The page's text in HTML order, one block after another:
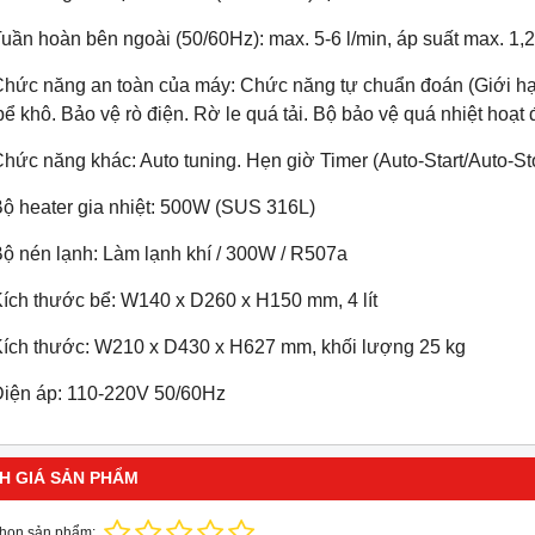
hoàn bên ngoài (50/60Hz): max. 5-6 l/min, áp suất max.
năng an toàn của máy: Chức năng tự chuẩn đoán (Giới
khô. Bảo vệ rò điện. Rờ le quá tải. Bộ bảo vệ quá nhiệt hoạt
năng khác: Auto tuning. Hẹn giờ Timer (Auto-Start/Auto-
heater gia nhiệt: 500W (SUS 316L)
nén lạnh: Làm lạnh khí / 300W / R507a
thước bể: W140 x D260 x H150 mm, 4 lít
thước: W210 x D430 x H627 mm, khối lượng 25 kg
áp: 110-220V 50/60Hz
GIÁ SẢN PHẨM